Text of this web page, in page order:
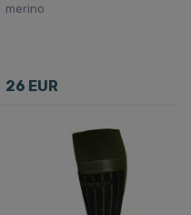
merino
26 EUR